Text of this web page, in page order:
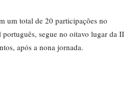
um total de 20 participações no
segue no oitavo lugar da II
após a nona jornada.